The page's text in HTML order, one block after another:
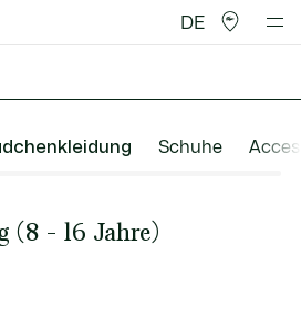
DE
Schuhe
(8 - 16 Jahre)